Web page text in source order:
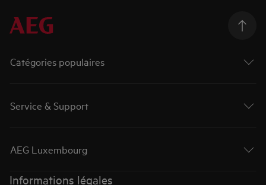
Catégories populaires
Service & Support
AEG Luxembourg
Informations légales